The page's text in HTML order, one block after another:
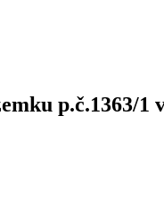
p.č.1363/1